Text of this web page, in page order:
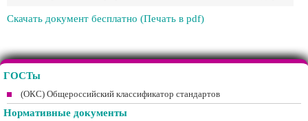
Скачать документ бесплатно (Печать в pdf)
ГОСТы
(ОКС) Общероссийский классификатор стандартов
Нормативные документы